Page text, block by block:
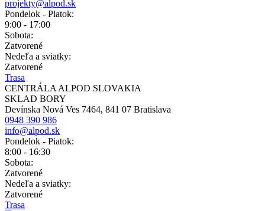
projekty@alpod.sk
Pondelok - Piatok:
9:00 - 17:00
Sobota:
Zatvorené
Nedeľa a sviatky:
Zatvorené
Trasa
CENTRÁLA ALPOD SLOVAKIA
SKLAD BORY
Devínska Nová Ves 7464, 841 07 Bratislava
0948 390 986
info@alpod.sk
Pondelok - Piatok:
8:00 - 16:30
Sobota:
Zatvorené
Nedeľa a sviatky:
Zatvorené
Trasa